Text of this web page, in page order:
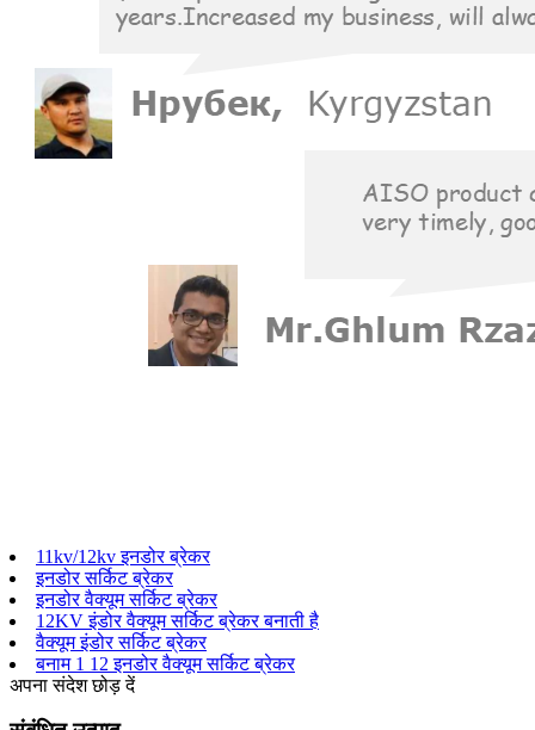
11kv/12kv इनडोर ब्रेकर
इनडोर सर्किट ब्रेकर
इनडोर वैक्यूम सर्किट ब्रेकर
12KV इंडोर वैक्यूम सर्किट ब्रेकर बनाती है
वैक्यूम इंडोर सर्किट ब्रेकर
बनाम 1 12 इनडोर वैक्यूम सर्किट ब्रेकर
अपना संदेश छोड़ दें